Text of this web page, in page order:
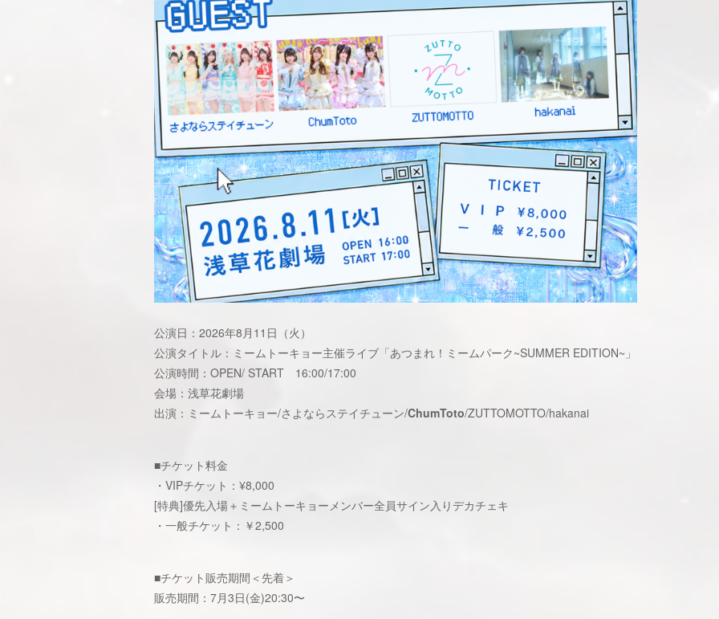
公演日：2026年8月11日（火）
公演タイトル：ミームトーキョー主催ライブ「あつまれ！ミームパーク~SUMMER EDITION~」
公演時間：OPEN/ START 16:00/17:00
会場：浅草花劇場
出演：ミームトーキョー/さよならステイチューン/ChumToto/ZUTTOMOTTO/hakanai
■チケット料金
・VIPチケット：¥8,000
[特典]優先入場＋ミームトーキョーメンバー全員サイン入りデカチェキ
・一般チケット：￥2,500
■チケット販売期間＜先着＞
販売期間：7月3日(金)20:30〜